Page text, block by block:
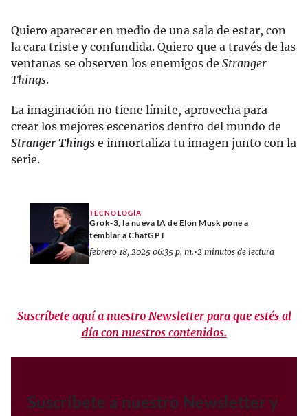
Quiero aparecer en medio de una sala de estar, con
la cara triste y confundida. Quiero que a través de las
ventanas se observen los enemigos de Stranger
Things.
La imaginación no tiene límite, aprovecha para
crear los mejores escenarios dentro del mundo de
Stranger Things e inmortaliza tu imagen junto con la
serie.
TECNOLOGÍA
Grok-3, la nueva IA de Elon Musk pone a
temblar a ChatGPT
febrero 18, 2025 06:35 p. m.•2 minutos de lectura
Suscríbete aquí a nuestro Newsletter para que estés al
día con nuestros contenidos.
Suscríbete a nuestro Newsletter y